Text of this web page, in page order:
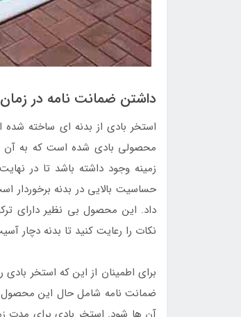
داشتن ضمانت نامه در
استخر بادی از بدنه ای ساخته
محصولی بادی شده است که به آن
زمینه وجود داشته باشد تا در
حساسیت بالایی در بدنه برخوردار
داد. این محصول بی نظیر دارای
نکات را رعایت کنید تا بدنه دچار
برای اطمینان از این که استخر
ضمانت نامه شامل حال این محصول